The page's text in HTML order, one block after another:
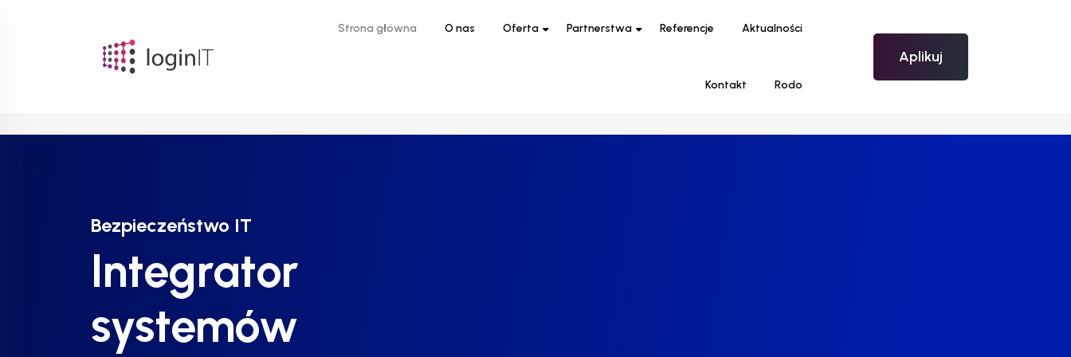
Strona główna O nas Oferta Partnerstwa Referencje Aktualności
Kontakt Rodo
Aplikuj
Bezpieczeństwo IT
Integrator
systemów
Bezpieczeństwo IT
Integrator
systemów
Bezpieczeństwo IT
Integrator
systemów